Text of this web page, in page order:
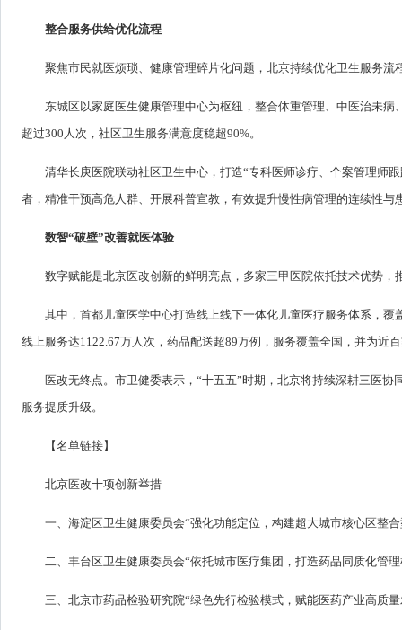
整合服务供给优化流程
聚焦市民就医烦琐、健康管理碎片化问题，北京持续优化卫生服务流
东城区以家庭医生健康管理中心为枢纽，整合体重管理、中医治未
超过300人次，社区卫生服务满意度稳超90%。
清华长庚医院联动社区卫生中心，打造“专科医师诊疗、个案管理师
者，精准干预高危人群、开展科普宣教，有效提升慢性病管理的连续性与
数智“破壁”改善就医体验
数字赋能是北京医改创新的鲜明亮点，多家三甲医院依托技术优势，
其中，首都儿童医学中心打造线上线下一体化儿童医疗服务体系，
线上服务达1122.67万人次，药品配送超89万例，服务覆盖全国，并为近
医改无终点。市卫健委表示，“十五五”时期，北京将持续深耕三医
服务提质升级。
【名单链接】
北京医改十项创新举措
一、海淀区卫生健康委员会“强化功能定位，构建超大城市核心区整
二、丰台区卫生健康委员会“依托城市医疗集团，打造药品同质化管
三、北京市药品检验研究院“绿色先行检验模式，赋能医药产业高质